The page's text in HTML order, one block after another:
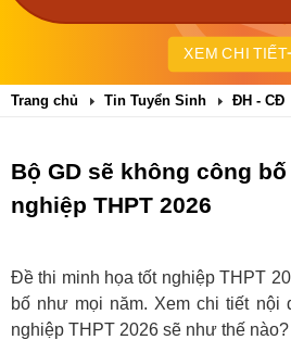
XEM CHI TIẾT
Trang chủ Tin Tuyển Sinh ĐH - CĐ
Bộ GD sẽ không công
nghiệp THPT 2026
Đề thi minh họa tốt nghiệp THPT
bố như mọi năm. Xem chi tiết nội
nghiệp THPT 2026 sẽ như thế nào?